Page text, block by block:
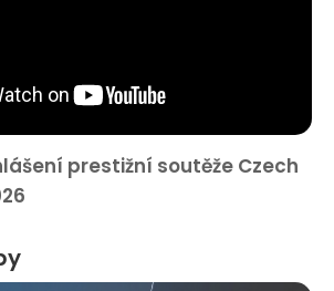
prestižní soutěže Czech